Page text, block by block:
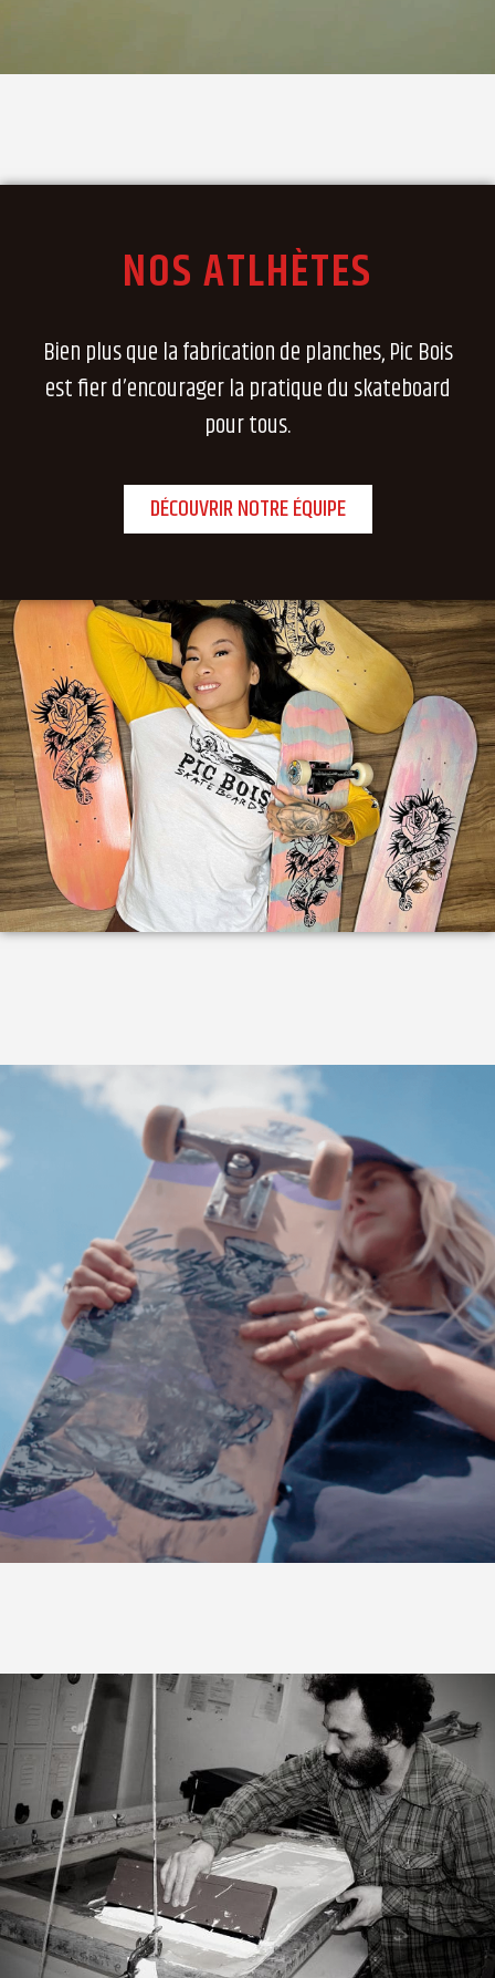
NOS ATLHÈTES
Bien plus que la fabrication de planches, Pic Bois
est fier d’encourager la pratique du skateboard
pour tous.
DÉCOUVRIR NOTRE ÉQUIPE